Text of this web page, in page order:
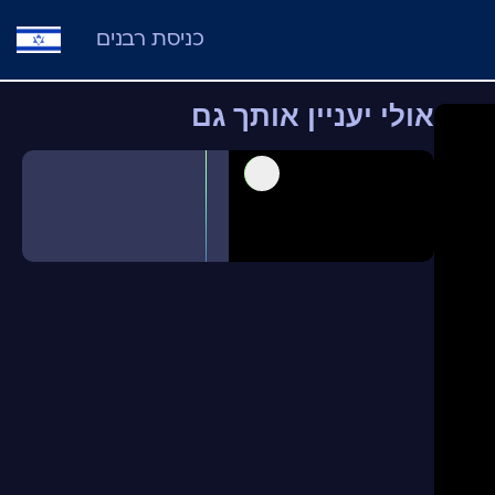
כניסת רבנים
אולי יעניין אותך גם